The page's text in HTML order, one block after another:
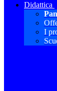
Didattica
I